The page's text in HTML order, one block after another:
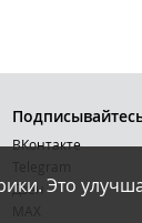
Это
ВКонтакте
Дзен